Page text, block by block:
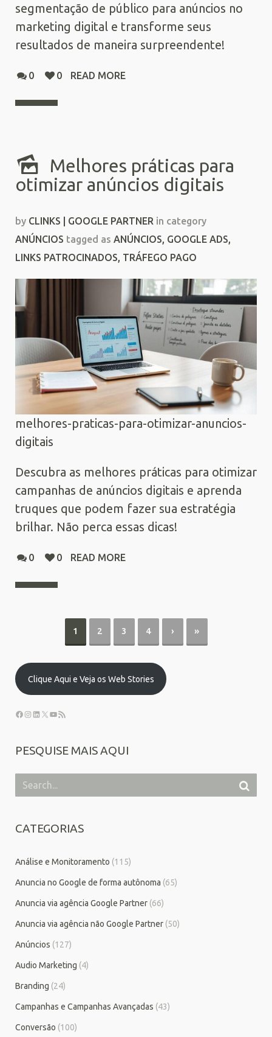
segmentação de público para anúncios no
marketing digital e transforme seus
resultados de maneira surpreendente!
0 0 READ MORE
Melhores práticas para
otimizar anúncios digitais
by CLINKS | GOOGLE PARTNER in category
ANÚNCIOS tagged as ANÚNCIOS, GOOGLE ADS,
LINKS PATROCINADOS, TRÁFEGO PAGO
melhores-praticas-para-otimizar-anuncios-
digitais
Descubra as melhores práticas para otimizar
campanhas de anúncios digitais e aprenda
truques que podem fazer sua estratégia
brilhar. Não perca essas dicas!
0 0 READ MORE
1 2 3 4 › »
Clique Aqui e Veja os Web Stories
PESQUISE MAIS AQUI
CATEGORIAS
Análise e Monitoramento (115)
Anuncia no Google de forma autônoma (65)
Anuncia via agência Google Partner (66)
Anuncia via agência não Google Partner (50)
Anúncios (127)
Audio Marketing (4)
Branding (24)
Campanhas e Campanhas Avançadas (43)
Conversão (100)